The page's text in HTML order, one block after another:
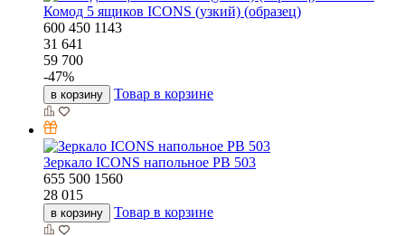
Комод 5 ящиков ICONS (узкий) (образец)
600 450 1143
31 641
59 700
-47%
в корзину Товар в корзине
Зеркало ICONS напольное РВ 503
655 500 1560
28 015
в корзину Товар в корзине